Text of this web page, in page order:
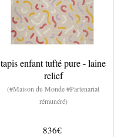
tapis enfant tufté pure - laine
relief
(#Maison du Monde #Partenariat
rémunéré)
836€